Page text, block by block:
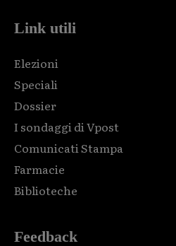
Link utili
Elezioni
Speciali
Dossier
I sondaggi di Vpost
Comunicati Stampa
Farmacie
Biblioteche
Feedback